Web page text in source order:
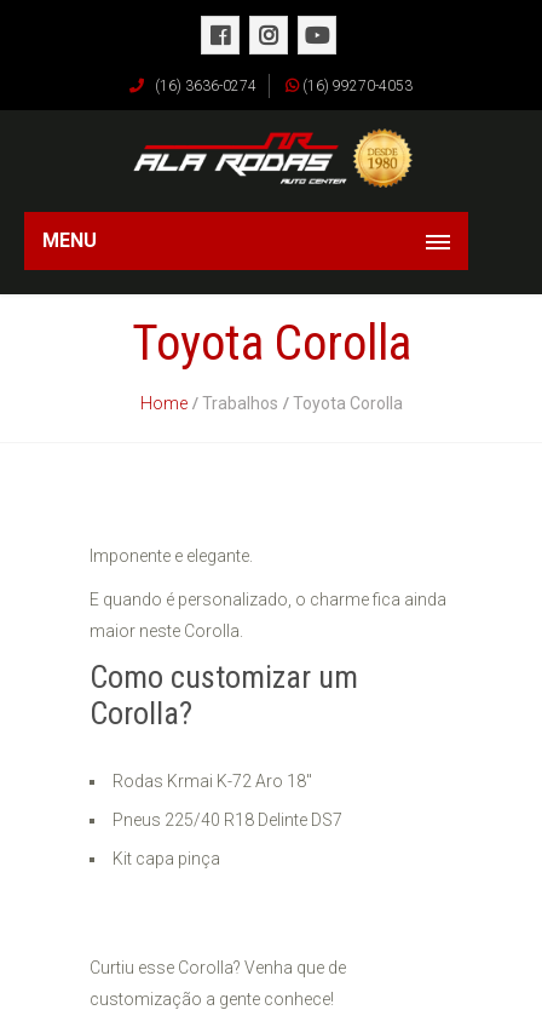
(16) 3636-0274 (16) 99270-4053
MENU
Toyota Corolla
Home Trabalhos Toyota Corolla
Imponente e elegante.
E quando é personalizado, o charme fica ainda
maior neste Corolla.
Como customizar um
Corolla?
Rodas Krmai K-72 Aro 18"
Pneus 225/40 R18 Delinte DS7
Kit capa pinça
Curtiu esse Corolla? Venha que de
customização a gente conhece!